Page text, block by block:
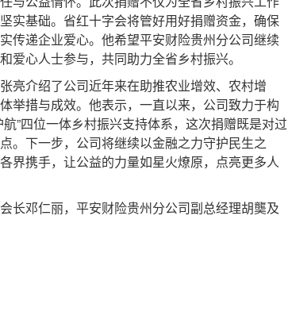
实基础。省红十字会将管好用好捐赠资金，确保
传递企业爱心。他希望平安财险贵州分公司继续
爱心人士参与，共同助力全省乡村振兴。
介绍了公司近年来在助推农业增效、农村增
举措与成效。他表示，一直以来，公司致力于构
”四位一体乡村振兴支持体系，这次捐赠既是对过
。下一步，公司将继续以金融之力守护民生之
界携手，让公益的力量如星火燎原，点亮更多人
邓仁丽，平安财险贵州分公司副总经理胡龑及